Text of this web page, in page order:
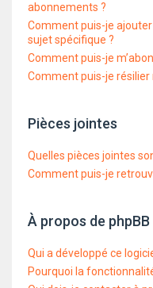
abonnements ?
Comment puis-je
sujet spécifique ?
Comment puis-je
Comment puis-je
Pièces jointes
Quelles pièces jointes
Comment puis-je
À propos de phpBB
Qui a développé ce
Pourquoi la